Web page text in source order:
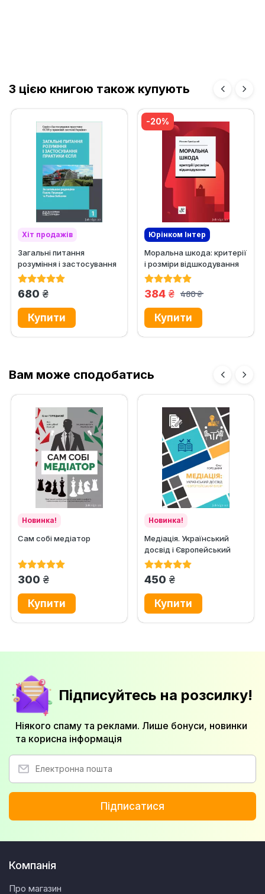
З цією книгою також купують
Хіт продажів
Загальні питання
розуміння і застосування
практики ЄСПЛ. Том 1
680 грн.
Юрінком Iнтер
Ексклюзив
Моральна шкода: критерії
і розміри відшкодування
-20%
480
грн.
384 грн.
Вам може сподобатись
Новинка!
Сам собі медіатор
300 грн.
Новинка!
Медіація. Український
досвід і Європейський
вибір
450 грн.
Підписуйтесь на розсилку!
Ніякого спаму та реклами. Лише бонуси, новинки
та корисна інформація
Підписатися
Компанія
Про магазин